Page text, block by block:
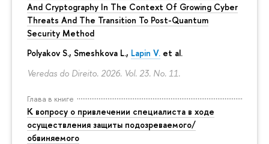
And Cryptography In The Context Of Growing Cyber
Threats And The Transition To Post-Quantum
Security Method
Polyakov S., Smeshkova L., Lapin V. et al.
Veredas do Direito. 2026. Vol. 23. No. 11.
Глава в книге
К вопросу о привлечении специалиста в ходе
осуществления защиты подозреваемого/
обвиняемого